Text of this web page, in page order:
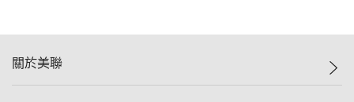
關於美聯